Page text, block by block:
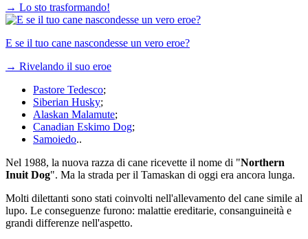
→ Lo sto trasformando!
E se il tuo cane nascondesse un vero eroe?
→ Rivelando il suo eroe
Pastore Tedesco;
Siberian Husky;
Alaskan Malamute;
Canadian Eskimo Dog;
Samoiedo..
Nel 1988, la nuova razza di cane ricevette il nome di "Northern
Inuit Dog". Ma la strada per il Tamaskan di oggi era ancora lunga.
Molti dilettanti sono stati coinvolti nell'allevamento del cane simile al
lupo. Le conseguenze furono: malattie ereditarie, consanguineità e
grandi differenze nell'aspetto.